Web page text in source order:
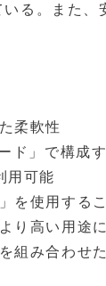
る。また
柔軟性
ド」で構成
用可能
を使用する
り高い用途
組み合わせ